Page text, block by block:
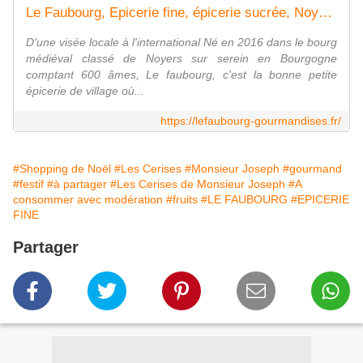
Le Faubourg, Epicerie fine, épicerie sucrée, Noyers sur Serein, Auxerre, Vézelay, 89
D'une visée locale à l'international Né en 2016 dans le bourg
médiéval classé de Noyers sur serein en Bourgogne
comptant 600 âmes, Le faubourg, c'est la bonne petite
épicerie de village où...
https://lefaubourg-gourmandises.fr/
#Shopping de Noël #Les Cerises #Monsieur Joseph #gourmand
#festif #à partager #Les Cerises de Monsieur Joseph #A
consommer avec modération #fruits #LE FAUBOURG #EPICERIE
FINE
Partager